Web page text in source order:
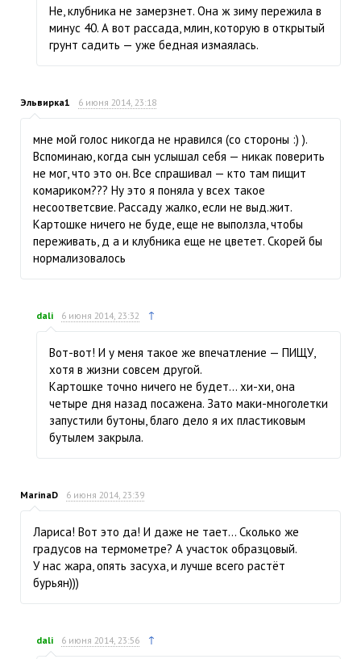
Не, клубника не замерзнет. Она ж зиму пережила в
минус 40. А вот рассада, млин, которую в открытый
грунт садить — уже бедная измаялась.
Эльвирка1 6 июня 2014, 23:18
мне мой голос никогда не нравился (со стороны :) ).
Вспоминаю, когда сын услышал себя — никак поверить
не мог, что это он. Все спрашивал — кто там пищит
комариком??? Ну это я поняла у всех такое
несоответсвие. Рассаду жалко, если не выд.жит.
Картошке ничего не буде, еще не выползла, чтобы
переживать, д а и клубника еще не цветет. Скорей бы
нормализовалось
dali 6 июня 2014, 23:32 ↑
Вот-вот! И у меня такое же впечатление — ПИЩУ,
хотя в жизни совсем другой.
Картошке точно ничего не будет… хи-хи, она
четыре дня назад посажена. Зато маки-многолетки
запустили бутоны, благо дело я их пластиковым
бутылем закрыла.
MarinaD 6 июня 2014, 23:39
Лариса! Вот это да! И даже не тает… Сколько же
градусов на термометре? А участок образцовый.
У нас жара, опять засуха, и лучше всего растёт
бурьян)))
dali 6 июня 2014, 23:56 ↑